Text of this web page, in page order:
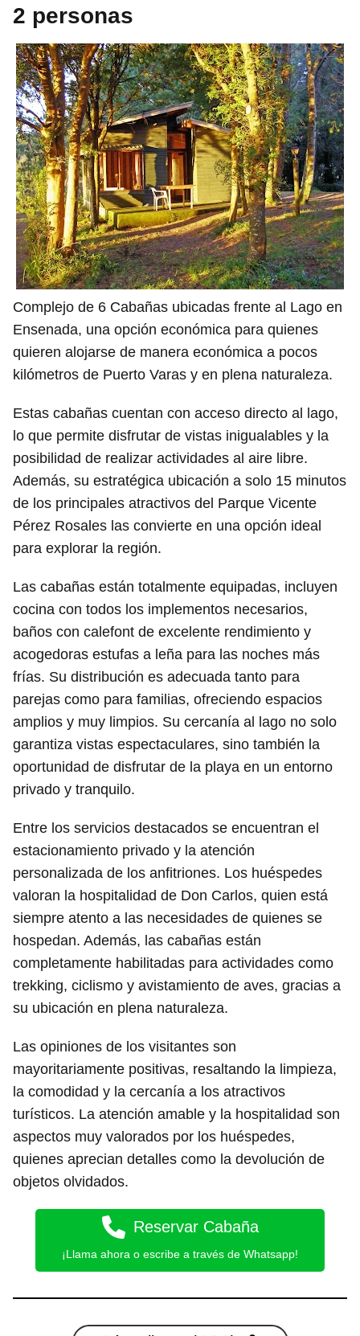
2 personas
Complejo de 6 Cabañas ubicadas frente al Lago en
Ensenada, una opción económica para quienes
quieren alojarse de manera económica a pocos
kilómetros de Puerto Varas y en plena naturaleza.
Estas cabañas cuentan con acceso directo al lago,
lo que permite disfrutar de vistas inigualables y la
posibilidad de realizar actividades al aire libre.
Además, su estratégica ubicación a solo 15 minutos
de los principales atractivos del Parque Vicente
Pérez Rosales las convierte en una opción ideal
para explorar la región.
Las cabañas están totalmente equipadas, incluyen
cocina con todos los implementos necesarios,
baños con calefont de excelente rendimiento y
acogedoras estufas a leña para las noches más
frías. Su distribución es adecuada tanto para
parejas como para familias, ofreciendo espacios
amplios y muy limpios. Su cercanía al lago no solo
garantiza vistas espectaculares, sino también la
oportunidad de disfrutar de la playa en un entorno
privado y tranquilo.
Entre los servicios destacados se encuentran el
estacionamiento privado y la atención
personalizada de los anfitriones. Los huéspedes
valoran la hospitalidad de Don Carlos, quien está
siempre atento a las necesidades de quienes se
hospedan. Además, las cabañas están
completamente habilitadas para actividades como
trekking, ciclismo y avistamiento de aves, gracias a
su ubicación en plena naturaleza.
Las opiniones de los visitantes son
mayoritariamente positivas, resaltando la limpieza,
la comodidad y la cercanía a los atractivos
turísticos. La atención amable y la hospitalidad son
aspectos muy valorados por los huéspedes,
quienes aprecian detalles como la devolución de
objetos olvidados.
Reservar Cabaña
¡Llama ahora o escribe a través de Whatsapp!